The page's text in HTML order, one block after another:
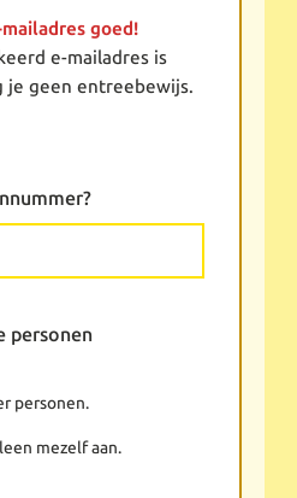
goed!
e-mailadres is
je geen entreebewijs.
personen
personen.
mezelf aan.